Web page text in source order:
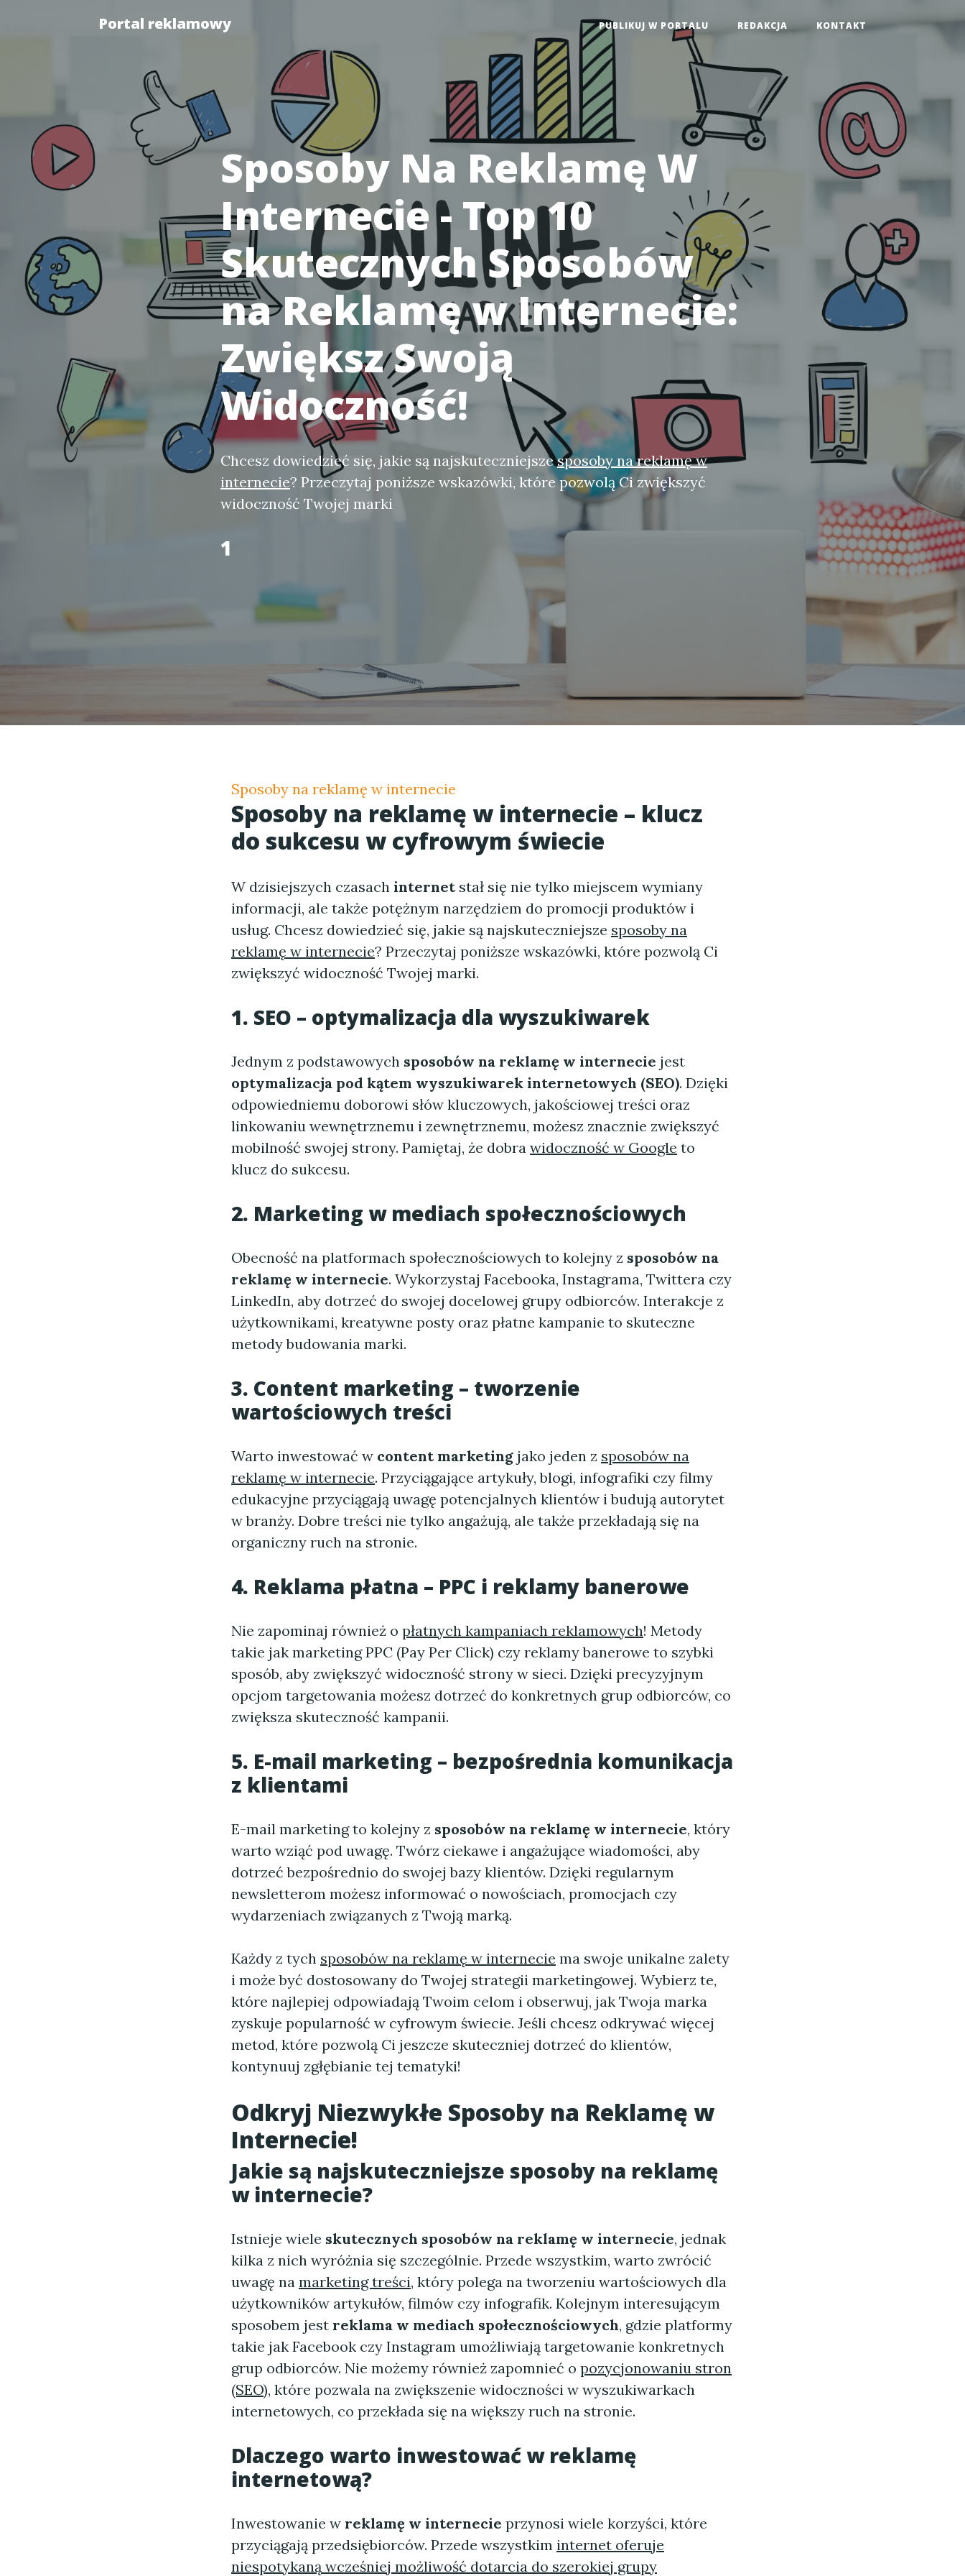
Portal reklamowy PUBLIKUJ W PORTALU REDAKCJA KONTAKT
Sposoby Na Reklamę W
Internecie - Top 10
Skutecznych Sposobów
na Reklamę w Internecie:
Zwiększ Swoją
Widoczność!
Chcesz dowiedzieć się, jakie są najskuteczniejszesposoby na reklamę w
internecie? Przeczytaj poniższe wskazówki, które pozwolą Ci zwiększyć
widoczność Twojej marki
1
Sposoby na reklamę w internecie
Sposoby na reklamę w internecie – klucz
do sukcesu w cyfrowym świecie
W dzisiejszych czasach internetstał się nie tylko miejscem wymiany
informacji, ale także potężnym narzędziem do promocji produktów i
usług. Chcesz dowiedzieć się, jakie są najskuteczniejsze sposoby na
reklamę w internecie? Przeczytaj poniższe wskazówki, które pozwolą Ci
zwiększyć widoczność Twojej marki.
1. SEO – optymalizacja dla wyszukiwarek
Jednym z podstawowych sposobów na reklamę w internecie jest
optymalizacja pod kątem wyszukiwarek internetowych (SEO). Dzięki
odpowiedniemu doborowi słów kluczowych, jakościowej treści oraz
linkowaniu wewnętrznemu i zewnętrznemu, możesz znacznie zwiększyć
mobilność swojej strony. Pamiętaj, że dobra widoczność w Google to
klucz do sukcesu.
2. Marketing w mediach społecznościowych
Obecność na platformach społecznościowych to kolejny z sposobów na
reklamę w internecie. Wykorzystaj Facebooka, Instagrama, Twittera czy
LinkedIn, aby dotrzeć do swojej docelowej grupy odbiorców. Interakcje z
użytkownikami, kreatywne posty oraz płatne kampanie to skuteczne
metody budowania marki.
3. Content marketing – tworzenie
wartościowych treści
Warto inwestować w content marketing jako jeden z sposobów na
reklamę w internecie. Przyciągające artykuły, blogi, infografiki czy filmy
edukacyjne przyciągają uwagę potencjalnych klientów i budują autorytet
w branży. Dobre treści nie tylko angażują, ale także przekładają się na
organiczny ruch na stronie.
4. Reklama płatna – PPC i reklamy banerowe
Nie zapominaj również o płatnych kampaniach reklamowych! Metody
takie jak marketing PPC (Pay Per Click) czy reklamy banerowe to szybki
sposób, aby zwiększyć widoczność strony w sieci. Dzięki precyzyjnym
opcjom targetowania możesz dotrzeć do konkretnych grup odbiorców, co
zwiększa skuteczność kampanii.
5. E-mail marketing – bezpośrednia komunikacja
z klientami
E-mail marketing to kolejny z sposobów na reklamę w internecie, który
warto wziąć pod uwagę. Twórz ciekawe i angażujące wiadomości, aby
dotrzeć bezpośrednio do swojej bazy klientów. Dzięki regularnym
newsletterom możesz informować o nowościach, promocjach czy
wydarzeniach związanych z Twoją marką.
Każdy z tych sposobów na reklamę w internecie ma swoje unikalne zalety
i może być dostosowany do Twojej strategii marketingowej. Wybierz te,
które najlepiej odpowiadają Twoim celom i obserwuj, jak Twoja marka
zyskuje popularność w cyfrowym świecie. Jeśli chcesz odkrywać więcej
metod, które pozwolą Ci jeszcze skuteczniej dotrzeć do klientów,
kontynuuj zgłębianie tej tematyki!
Odkryj Niezwykłe Sposoby na Reklamę w
Internecie!
Jakie są najskuteczniejsze sposoby na reklamę
w internecie?
Istnieje wiele skutecznych sposobów na reklamę w internecie, jednak
kilka z nich wyróżnia się szczególnie. Przede wszystkim, warto zwrócić
uwagę na marketing treści, który polega na tworzeniu wartościowych dla
użytkowników artykułów, filmów czy infografik. Kolejnym interesującym
sposobem jest reklama w mediach społecznościowych, gdzie platformy
takie jak Facebook czy Instagram umożliwiają targetowanie konkretnych
grup odbiorców. Nie możemy również zapomnieć o pozycjonowaniu stron
(SEO), które pozwala na zwiększenie widoczności w wyszukiwarkach
internetowych, co przekłada się na większy ruch na stronie.
Dlaczego warto inwestować w reklamę
internetową?
Inwestowanie w reklamę w internecie przynosi wiele korzyści, które
przyciągają przedsiębiorców. Przede wszystkim internet oferuje
niespotykaną wcześniej możliwość dotarcia do szerokiej grupy